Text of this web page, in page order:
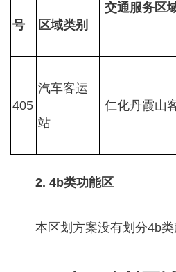
号 区域类别
交通服务区
405
汽车客运
站
仁化丹霞山
2. 4b类功能区
本区划方案没有划分4b类